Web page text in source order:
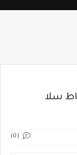
لجهة الرباط سلا
(0)